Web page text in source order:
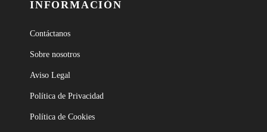
INFORMACIÓN
Contáctanos
Sobre nosotros
Aviso Legal
Política de Privacidad
Política de Cookies